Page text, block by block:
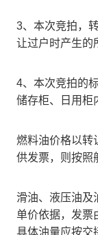
3、本次竞拍，
让过户时产生的
4、本次竞拍的
储存柜、日用柜
燃料油价格以转
供发票，则按照
滑油、液压油及
单价依据，发票
具体油量应按交